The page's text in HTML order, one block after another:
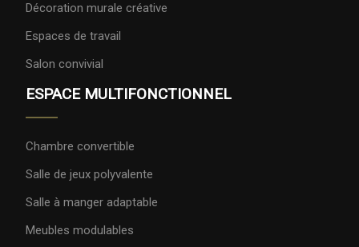
Décoration murale créative
Espaces de travail
Salon convivial
ESPACE MULTIFONCTIONNEL
Chambre convertible
Salle de jeux polyvalente
Salle à manger adaptable
Meubles modulables